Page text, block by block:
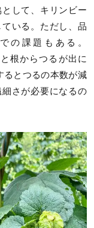
して、キリンビー
いる。ただし、品
の課題もある。
根からつるが出に
るとつるの本数が減
さが必要になるの